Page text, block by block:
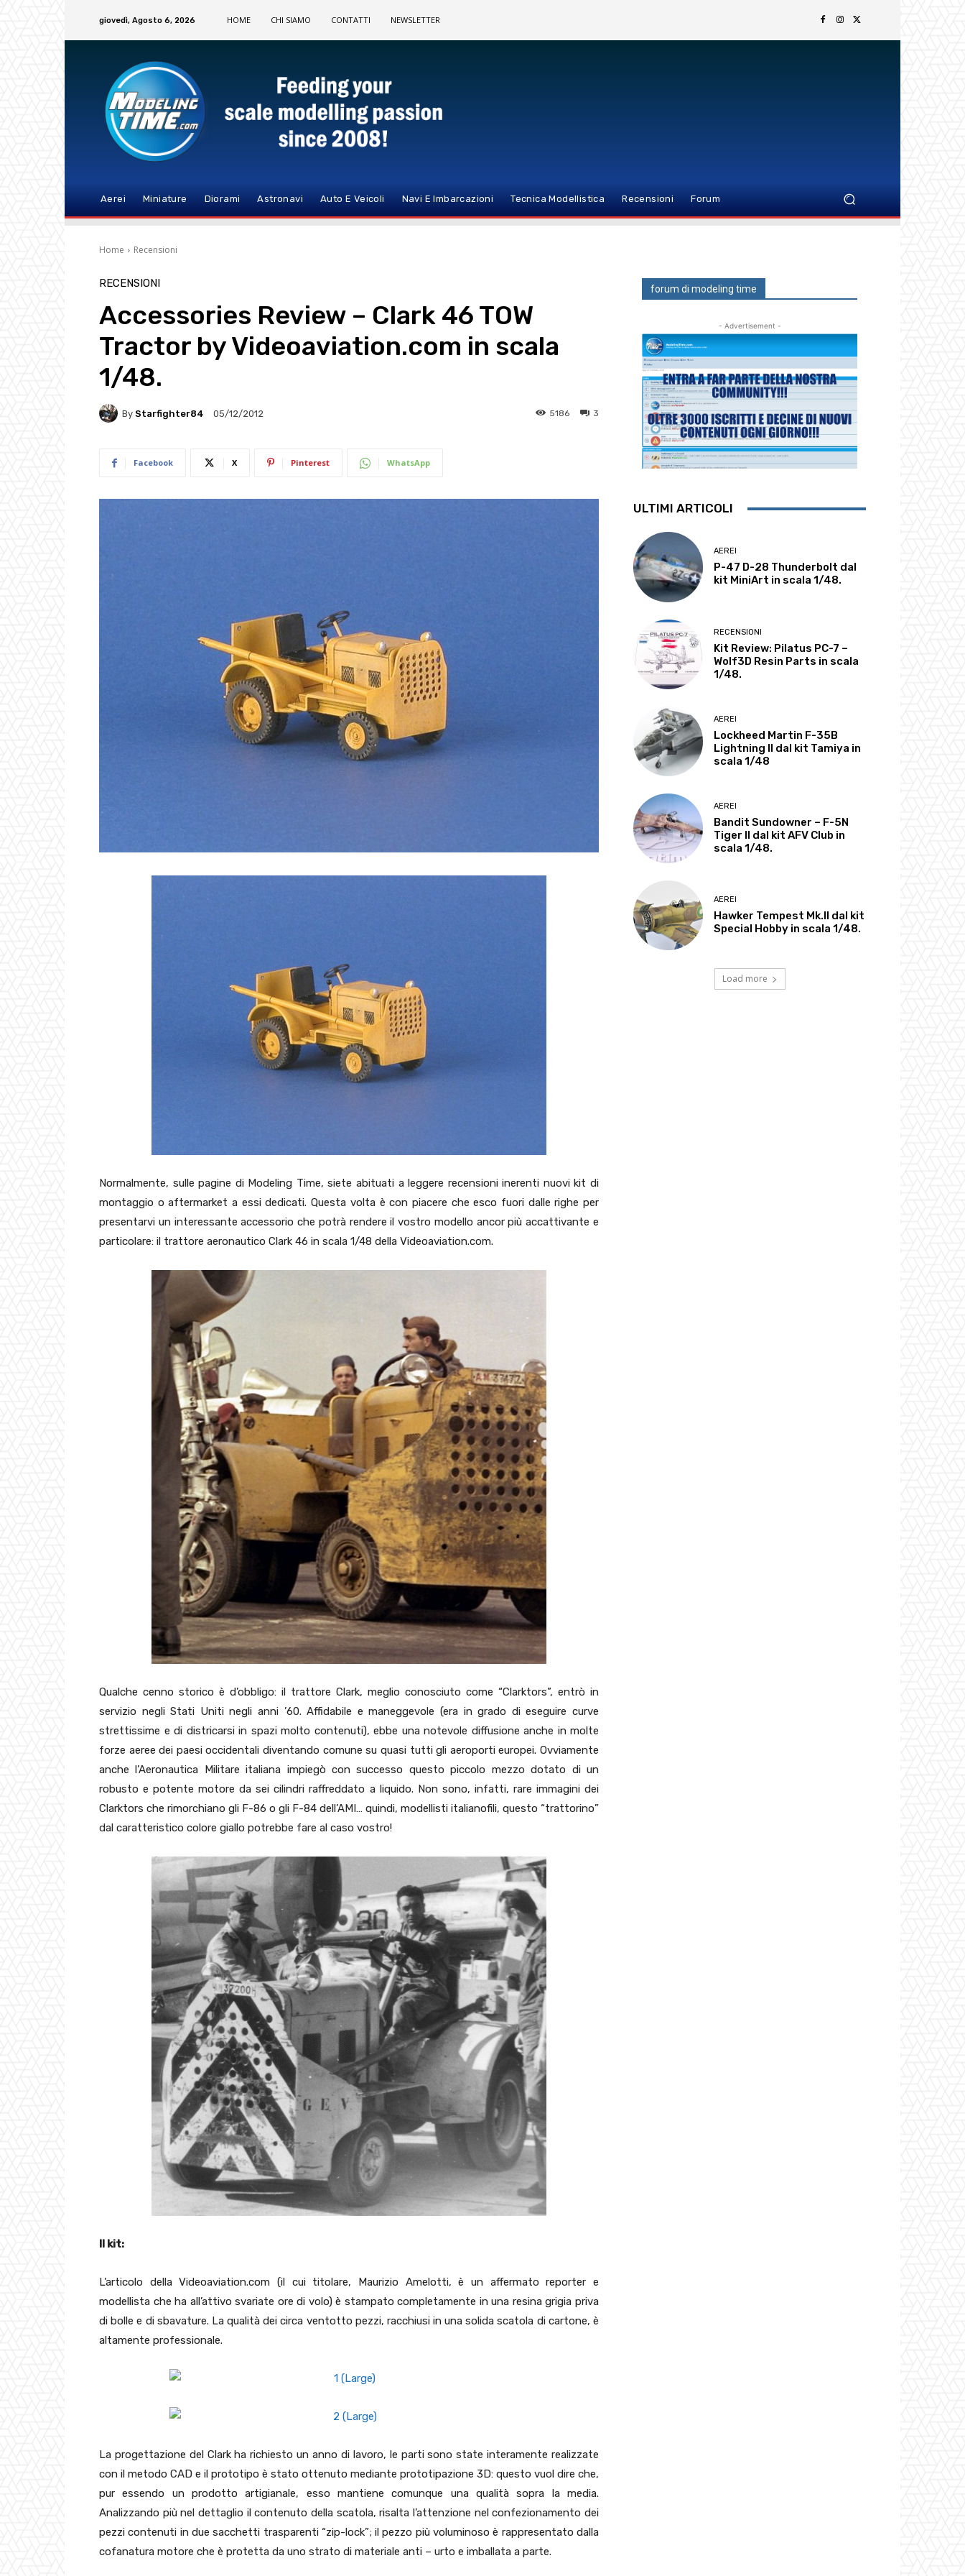
giovedì, Agosto 6, 2026 HOME CHI SIAMO CONTATTI NEWSLETTER
Aerei Miniature Diorami Astronavi Auto E Veicoli Navi E Imbarcazioni Tecnica Modellistica Recensioni Forum
Home Recensioni
RECENSIONI
Accessories Review – Clark 46 TOW
Tractor by Videoaviation.com in scala
1/48.
By Starfighter84 05/12/2012 3
5186
Facebook X Pinterest WhatsApp
Normalmente, sulle pagine di Modeling Time, siete abituati a leggere recensioni inerenti nuovi kit di
montaggio o aftermarket a essi dedicati. Questa volta è con piacere che esco fuori dalle righe per
presentarvi un interessante accessorio che potrà rendere il vostro modello ancor più accattivante e
particolare: il trattore aeronautico Clark 46 in scala 1/48 della Videoaviation.com.
Qualche cenno storico è d’obbligo: il trattore Clark, meglio conosciuto come “Clarktors”, entrò in
servizio negli Stati Uniti negli anni ’60. Affidabile e maneggevole (era in grado di eseguire curve
strettissime e di districarsi in spazi molto contenuti), ebbe una notevole diffusione anche in molte
forze aeree dei paesi occidentali diventando comune su quasi tutti gli aeroporti europei. Ovviamente
anche l’Aeronautica Militare italiana impiegò con successo questo piccolo mezzo dotato di un
robusto e potente motore da sei cilindri raffreddato a liquido. Non sono, infatti, rare immagini dei
Clarktors che rimorchiano gli F-86 o gli F-84 dell’AMI… quindi, modellisti italianofili, questo “trattorino”
dal caratteristico colore giallo potrebbe fare al caso vostro!
Il kit:
L’articolo della Videoaviation.com (il cui titolare, Maurizio Amelotti, è un affermato reporter e
modellista che ha all’attivo svariate ore di volo) è stampato completamente in una resina grigia priva
di bolle e di sbavature. La qualità dei circa ventotto pezzi, racchiusi in una solida scatola di cartone, è
altamente professionale.
La progettazione del Clark ha richiesto un anno di lavoro, le parti sono state interamente realizzate
con il metodo CAD e il prototipo è stato ottenuto mediante prototipazione 3D: questo vuol dire che,
pur essendo un prodotto artigianale, esso mantiene comunque una qualità sopra la media.
Analizzando più nel dettaglio il contenuto della scatola, risalta l’attenzione nel confezionamento dei
pezzi contenuti in due sacchetti trasparenti “zip-lock”; il pezzo più voluminoso è rappresentato dalla
cofanatura motore che è protetta da uno strato di materiale anti – urto e imballata a parte.
forum di modeling time
- Advertisement -
ULTIMI ARTICOLI
AEREI
P-47 D-28 Thunderbolt dal
kit MiniArt in scala 1/48.
RECENSIONI
Kit Review: Pilatus PC-7 –
Wolf3D Resin Parts in scala
1/48.
AEREI
Lockheed Martin F-35B
Lightning II dal kit Tamiya in
scala 1/48
AEREI
Bandit Sundowner – F-5N
Tiger II dal kit AFV Club in
scala 1/48.
AEREI
Hawker Tempest Mk.II dal kit
Special Hobby in scala 1/48.
Load more